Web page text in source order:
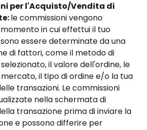
per l'Acquisto/Vendita di
le commissioni vengono
in cui effettui il tuo
essere determinate da una
di fattori, come il metodo di
il valore dell'ordine, le
mercato, il tipo di ordine e/o la tua
transazioni. Le commissioni
nella schermata di
transazione prima di inviare la
e possono differire per